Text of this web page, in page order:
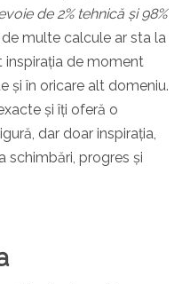
de 2% tehnică și 98%
multe calcule ar sta la
inspirația de moment
și în oricare alt domeniu.
și îți oferă o
dar doar inspirația,
schimbări, progres și